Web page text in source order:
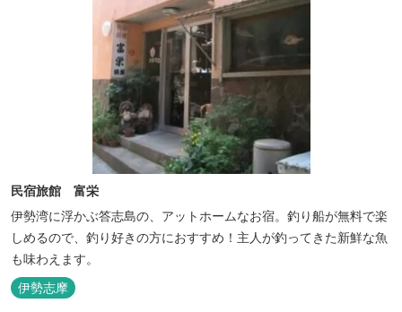
民宿旅館 富栄
伊勢湾に浮かぶ答志島の、アットホームなお宿。釣り船が無料で楽
しめるので、釣り好きの方におすすめ！主人が釣ってきた新鮮な魚
も味わえます。
伊勢志摩